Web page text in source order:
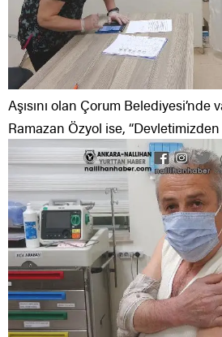
Aşısını olan Çorum Belediyesi’nde
Ramazan Özyol ise,